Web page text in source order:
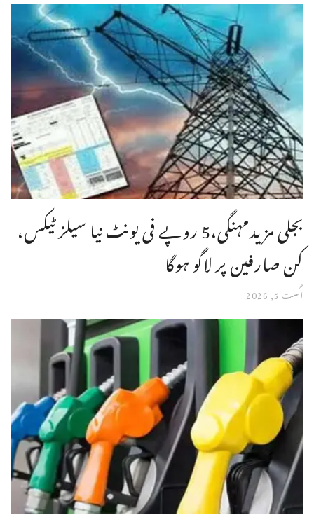
بجلی مزیدمہنگی،5 روپے فی یونٹ نیا سیلز ٹیکس،
کن صارفین پر لاگو ہوگا
اگست 5, 2026